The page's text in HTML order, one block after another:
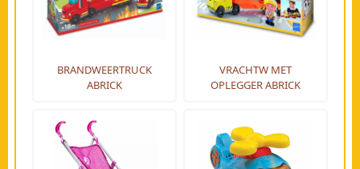
BRANDWEERTRUCK
ABRICK
VRACHTW MET
OPLEGGER ABRICK